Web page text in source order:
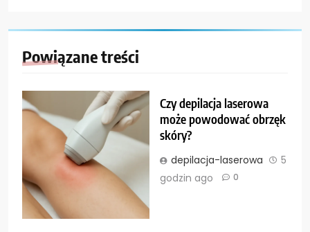
Powiązane treści
Czy depilacja laserowa
może powodować obrzęk
skóry?
depilacja-laserowa
5
godzin ago
0